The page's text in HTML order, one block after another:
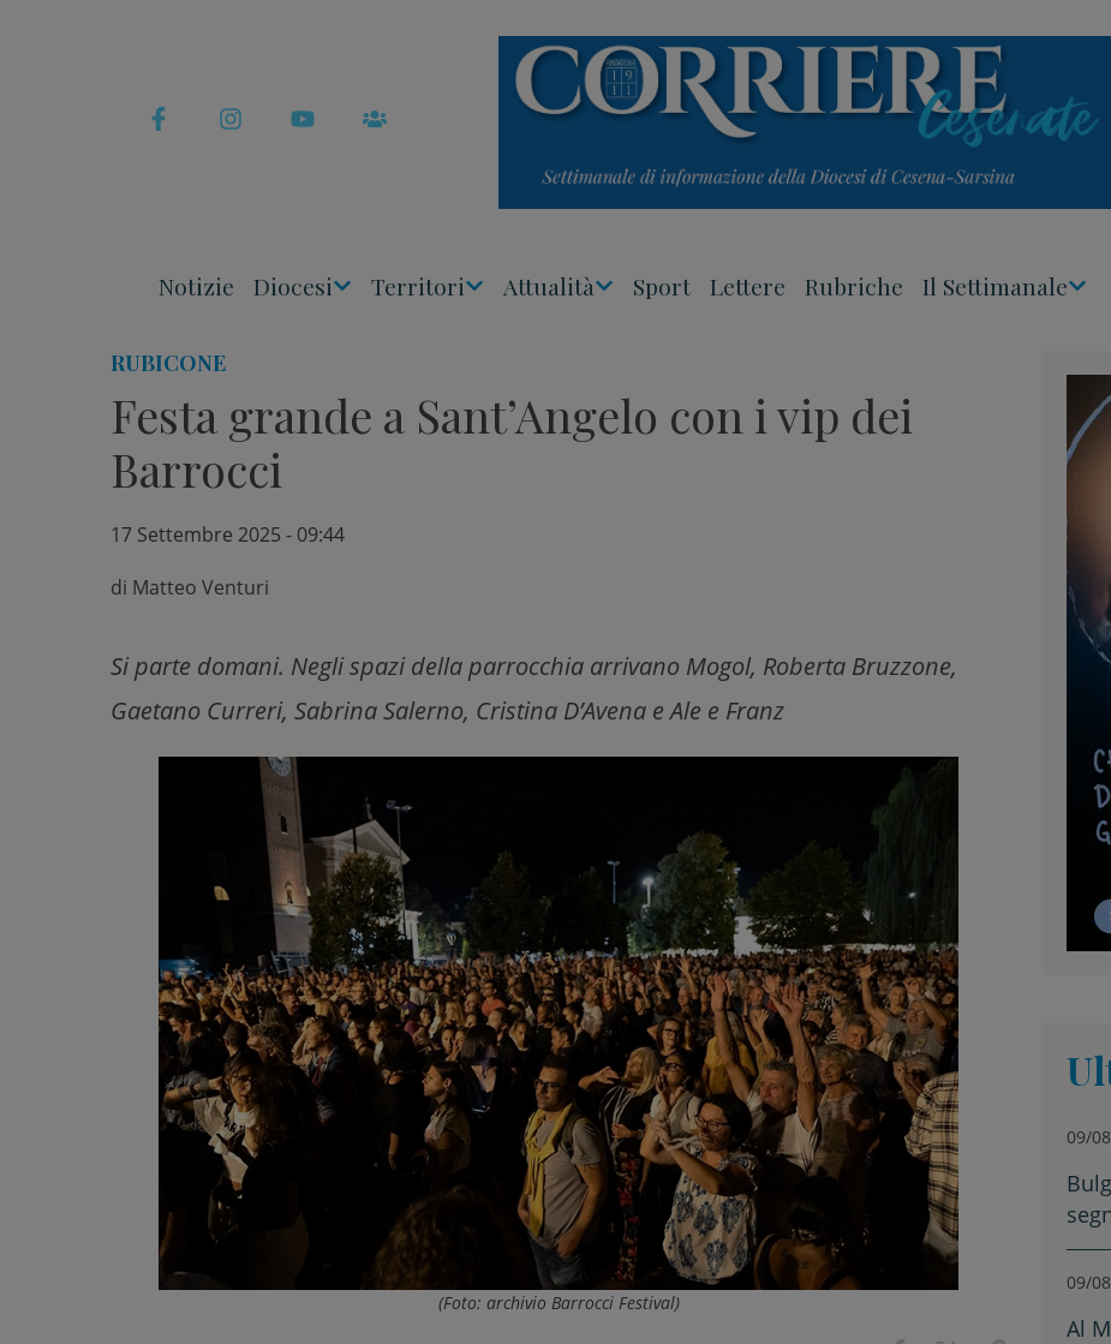
Notizie Diocesi Territori Attualità Sport Lettere Rubriche Il Settimanale
RUBICONE
Festa grande a Sant’Angelo con i vip dei
Barrocci
17 Settembre 2025 - 09:44
di Matteo Venturi
Si parte domani. Negli spazi della parrocchia arrivano Mogol, Roberta Bruzzone,
Gaetano Curreri, Sabrina Salerno, Cristina D’Avena e Ale e Franz
(Foto: archivio Barrocci Festival)
09/
09/
Al